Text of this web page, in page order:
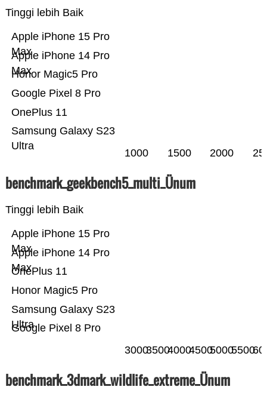
Tinggi lebih Baik
Samsung Galaxy S23
Ultra
OnePlus 11
Google Pixel 8 Pro
Honor Magic5 Pro
Apple iPhone 14 Pro
Max
Apple iPhone 15 Pro
Max
1000 1500 2000
benchmark_geekbench5_multi_Ünum
Tinggi lebih Baik
Google Pixel 8 Pro
Samsung Galaxy S23
Ultra
Honor Magic5 Pro
OnePlus 11
Apple iPhone 14 Pro
Max
Apple iPhone 15 Pro
Max
300035004000450050005500
benchmark_3dmark_wildlife_extreme_Ünum